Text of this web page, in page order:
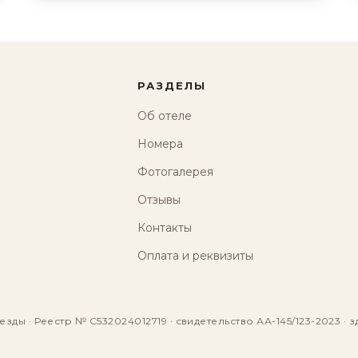
РАЗДЕЛЫ
Об отеле
Номера
Фотогалерея
Отзывы
Контакты
Оплата и реквизиты
· Реестр № С532024012719 · свидетельство АА-145/123-2023 ·